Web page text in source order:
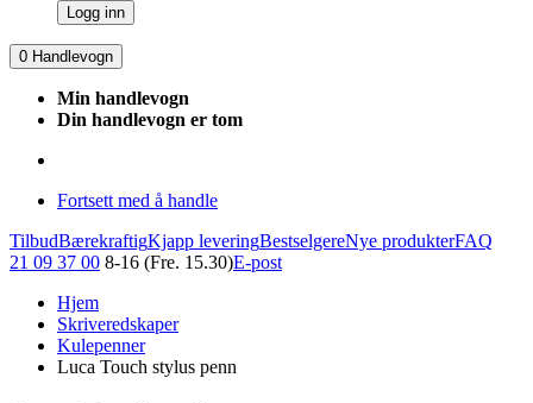
Logg inn
0 Handlevogn
Min handlevogn
Din handlevogn er tom
Fortsett med å handle
TilbudBærekraftigKjapp leveringBestselgereNye produkterFAQ
21 09 37 00 8-16 (Fre. 15.30)E-post
Hjem
Skriveredskaper
Kulepenner
Luca Touch stylus penn